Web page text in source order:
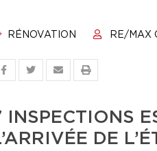
RÉNOVATION RE/MAX
INSPECTIONS
DE